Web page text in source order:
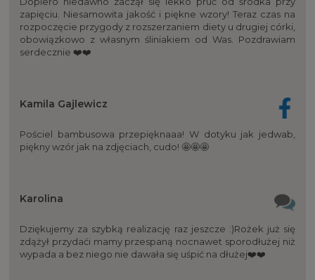
zapięciu. Niesamowita jakość i piękne wzory! Teraz czas na
rozpoczęcie przygody z rozszerzaniem diety u drugiej córki,
obowiązkowo z własnym śliniakiem od Was. Pozdrawiam
serdecznie ❤️❤️
Kamila Gajlewicz
Pościel bambusowa przepięknaaa! W dotyku jak jedwab,
piękny wzór jak na zdjęciach, cudo! 🤩🤩🤩
Karolina
Dziękujemy za szybką realizację raz jeszcze :)Rożek już się
zdążył przydaći mamy przespaną nocnawet sporodłużej niż
wypada a bez niego nie dawała się uśpić na dłużej❤️❤️